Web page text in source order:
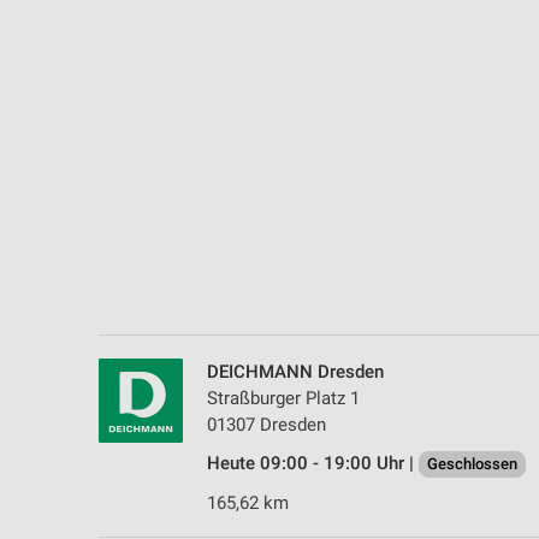
DEICHMANN Dresden
Straßburger Platz 1
01307 Dresden
Heute 09:00 - 19:00 Uhr |
Geschlossen
165,62 km
Performance